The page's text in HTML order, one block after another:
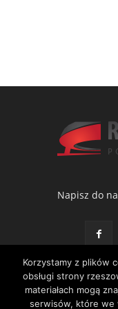
Napisz do
Kontakt
Korzystamy z plików
obsługi strony
materiałach mogą
serwisów, które we